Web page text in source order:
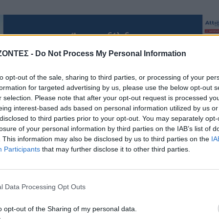
- Do Not Process My Personal Information
opt-out of the sale, sharing to third parties, or processing of your
for targeted advertising by us, please use the below opt-out
selection. Please note that after your opt-out request is processed
interest-based ads based on personal information utilized by us
to third parties prior to your opt-out. You may separately
of your personal information by third parties on the IAB’s list of
This information may also be disclosed by us to third parties on the
Participants that may further disclose it to other third parties.
Data Processing Opt Outs
opt-out of the Sharing of my personal data.
ΔΉΜΟΣ ΚΙΣΆΜΟΥ
ΠΟΛΙΤΙΣΜΟΣ
και άλλων
Mε αφορμή μια
της Νεολαίας
Β.
Ζορμπάς)
ΓΕΎΣΗ - ΨΥΧΑΓΩΓΊΑ
Το ελληνικό φαγητό
λατρεύουν οι τουρίστες
7 Αυγούστου 2026